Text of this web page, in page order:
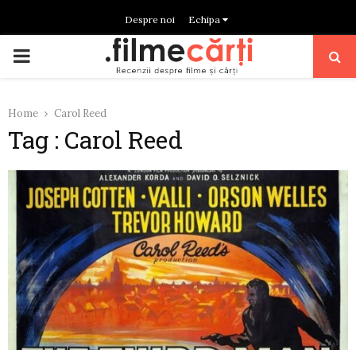
Despre noi Echipa
PRIMARY
Home Carol Reed
Tag : Carol Reed